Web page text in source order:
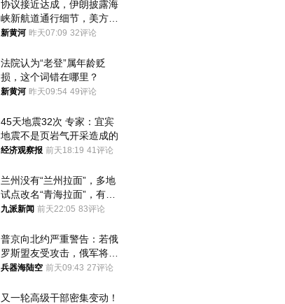
协议接近达成，伊朗披露海
峡新航道通行细节，美方再
提“倒计时”
新黄河 昨天07:09 32评论
法院认为“老登”属年龄贬
损，这个词错在哪里？
新黄河 昨天09:54 49评论
45天地震32次 专家：宜宾
地震不是页岩气开采造成的
经济观察报 前天18:19 41评论
兰州没有“兰州拉面”，多地
试点改名“青海拉面”，有商
家改名已两年
九派新闻 前天22:05 83评论
普京向北约严重警告：若俄
罗斯盟友受攻击，俄军将动
用核武器保护
兵器海陆空 前天09:43 27评论
又一轮高级干部密集变动！